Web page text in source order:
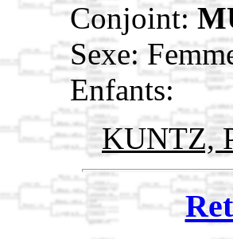
Conjoint:
Sexe:
Enfants:
KUNTZ,